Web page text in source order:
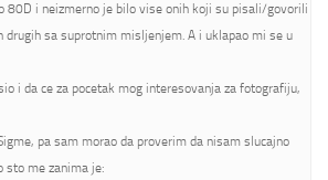
80D i neizmerno je bilo vise onih koji su pisali/govorili
drugih sa suprotnim misljenjem. A i uklapao mi se u
i da ce za pocetak mog interesovanja za fotografiju,
pa sam morao da proverim da nisam slucajno
sto me zanima je: